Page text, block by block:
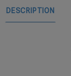
DESCRIPTION